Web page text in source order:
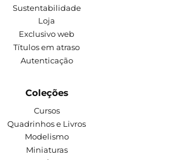
Sustentabilidade
Loja
Exclusivo web
Títulos em atraso
Autenticação
Coleções
Cursos
Quadrinhos e Livros
Modelismo
Miniaturas